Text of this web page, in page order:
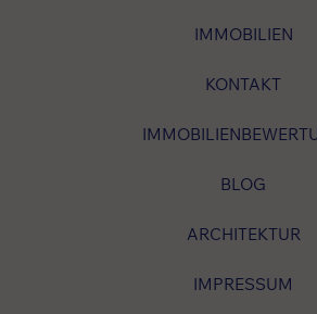
IMMOBILIEN
KONTAKT
BLOG
ARCHITEKTUR
IMPRESSUM